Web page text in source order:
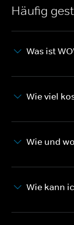
Häufig
Was ist
Wie viel
Wie und
Wie kann